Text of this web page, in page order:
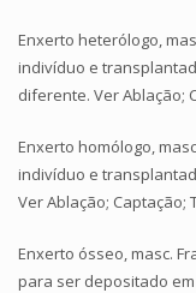
Enxerto heterólogo,
indivíduo e
diferente. Ver Ablação;
Enxerto homólogo,
indivíduo e
Ver Ablação; Captação;
Enxerto ósseo, masc.
para ser depositado